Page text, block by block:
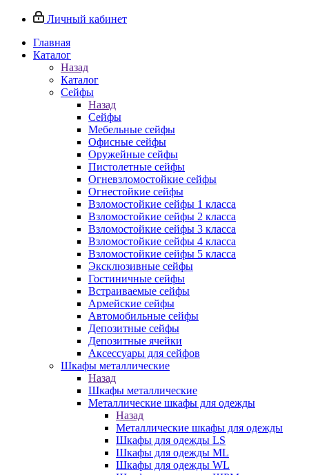
Личный кабинет
Главная
Каталог
Назад
Каталог
Сейфы
Назад
Сейфы
Мебельные сейфы
Офисные сейфы
Оружейные сейфы
Пистолетные сейфы
Огневзломостойкие сейфы
Огнестойкие сейфы
Взломостойкие сейфы 1 класса
Взломостойкие сейфы 2 класса
Взломостойкие сейфы 3 класса
Взломостойкие сейфы 4 класса
Взломостойкие сейфы 5 класса
Эксклюзивные сейфы
Гостиничные сейфы
Встраиваемые сейфы
Армейские сейфы
Автомобильные сейфы
Депозитные сейфы
Депозитные ячейки
Аксессуары для сейфов
Шкафы металлические
Назад
Шкафы металлические
Металлические шкафы для одежды
Назад
Металлические шкафы для одежды
Шкафы для одежды LS
Шкафы для одежды ML
Шкафы для одежды WL